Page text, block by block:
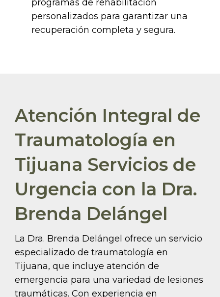
programas de rehabilitación
personalizados para garantizar una
recuperación completa y segura.
Atención Integral de
Traumatología en
Tijuana Servicios de
Urgencia con la Dra.
Brenda Delángel
La Dra. Brenda Delángel ofrece un servicio
especializado de traumatología en
Tijuana, que incluye atención de
emergencia para una variedad de lesiones
traumáticas. Con experiencia en